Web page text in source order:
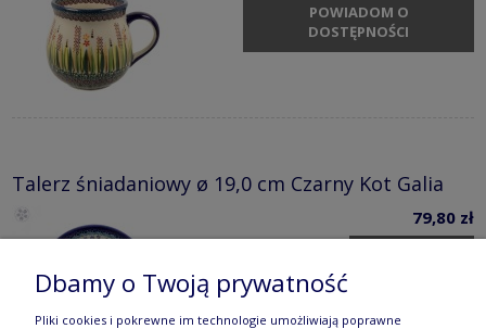
POWIADOM O
DOSTĘPNOŚCI
Talerz śniadaniowy ø 19,0 cm Czarny Kot Galia
79,80 zł
Dbamy o Twoją prywatność
Pliki cookies i pokrewne im technologie umożliwiają poprawne